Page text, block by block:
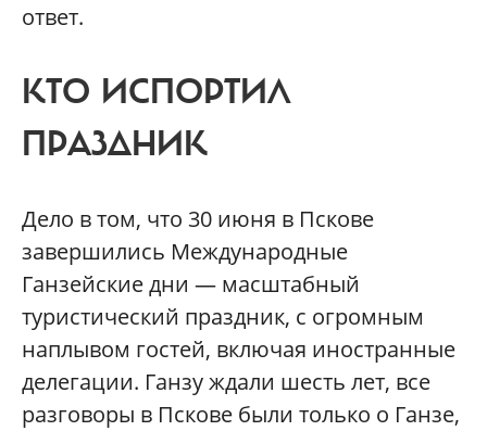
ответ.
КТО ИСПОРТИЛ
ПРАЗДНИК
Дело в том, что 30 июня в Пскове
завершились Международные
Ганзейские дни — масштабный
туристический праздник, с огромным
наплывом гостей, включая иностранные
делегации. Ганзу ждали шесть лет, все
разговоры в Пскове были только о Ганзе,